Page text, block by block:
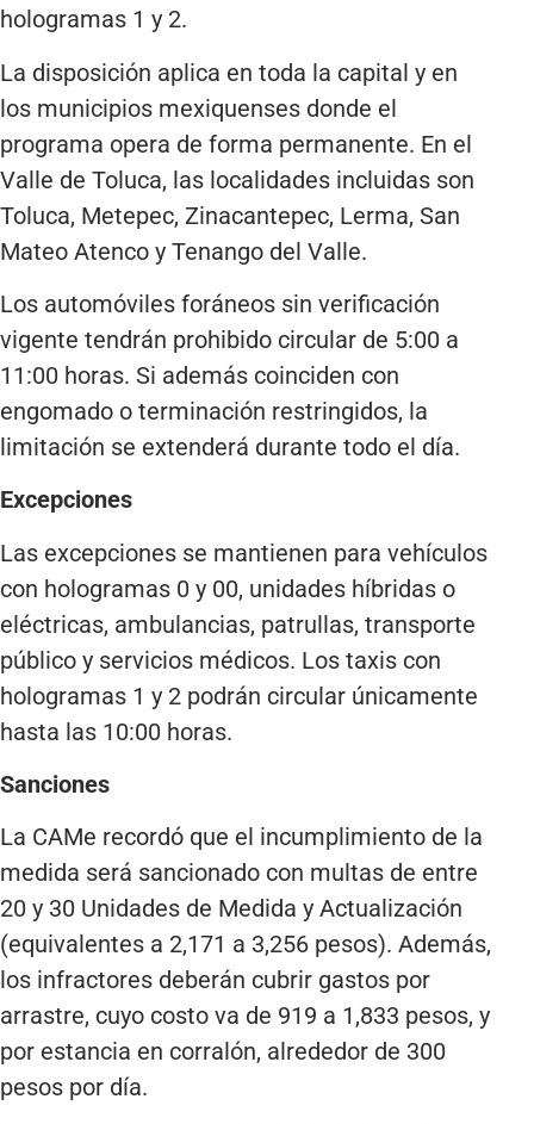
hologramas 1 y 2.
La disposición aplica en toda la capital y en
los municipios mexiquenses donde el
programa opera de forma permanente. En el
Valle de Toluca, las localidades incluidas son
Toluca, Metepec, Zinacantepec, Lerma, San
Mateo Atenco y Tenango del Valle.
Los automóviles foráneos sin verificación
vigente tendrán prohibido circular de 5:00 a
11:00 horas. Si además coinciden con
engomado o terminación restringidos, la
limitación se extenderá durante todo el día.
Excepciones
Las excepciones se mantienen para vehículos
con hologramas 0 y 00, unidades híbridas o
eléctricas, ambulancias, patrullas, transporte
público y servicios médicos. Los taxis con
hologramas 1 y 2 podrán circular únicamente
hasta las 10:00 horas.
Sanciones
La CAMe recordó que el incumplimiento de la
medida será sancionado con multas de entre
20 y 30 Unidades de Medida y Actualización
(equivalentes a 2,171 a 3,256 pesos). Además,
los infractores deberán cubrir gastos por
arrastre, cuyo costo va de 919 a 1,833 pesos, y
por estancia en corralón, alrededor de 300
pesos por día.